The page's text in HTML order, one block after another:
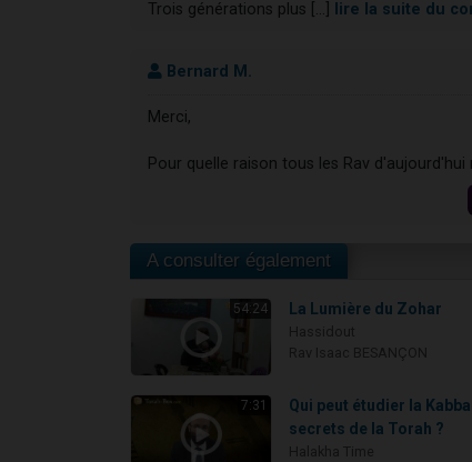
Trois générations plus [...]
lire la suite du
Bernard M.
Merci,
Pour quelle raison tous les Rav
A consulter également
54:24 La Lumière du Zohar
7:31
Qui peut étudier la
secrets de la Torah ?